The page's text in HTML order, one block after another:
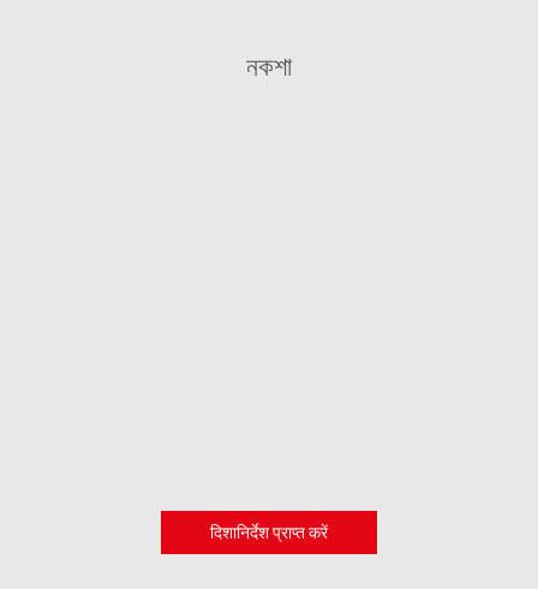
নকশা
दिशानिर्देश प्राप्त करें